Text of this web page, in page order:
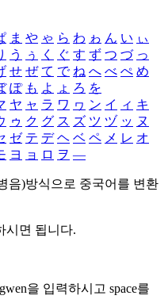
ま や ゃ ら わ ゎ ん い ぃ
う ぅ く ぐ す ず つ づ っ
せ ぜ て で ね へ べ ぺ め
ぽ も よ ょ ろ を
ヤ ャ ラ ワ ヮ ン イ ィ キ
ゥ ク グ ス ズ ツ ヅ ッ ヌ
ゼ テ デ ヘ ベ ペ メ レ オ
ヨ ョ ロ ヲ ―
음)방식으로 중국어를 변환
시면 됩니다.
을 입력하시고 space를